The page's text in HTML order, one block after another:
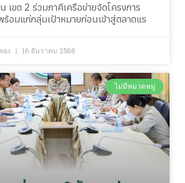
เขต 2 ร่วมภาคีเครือข่ายจัดโครงการ
ร้อมแก่กลุ่มเป้าหมายก่อนเข้าสู่ตลาดแร
อง 16 ธันวาคม 2568
ไม่มีหมวดหมู่